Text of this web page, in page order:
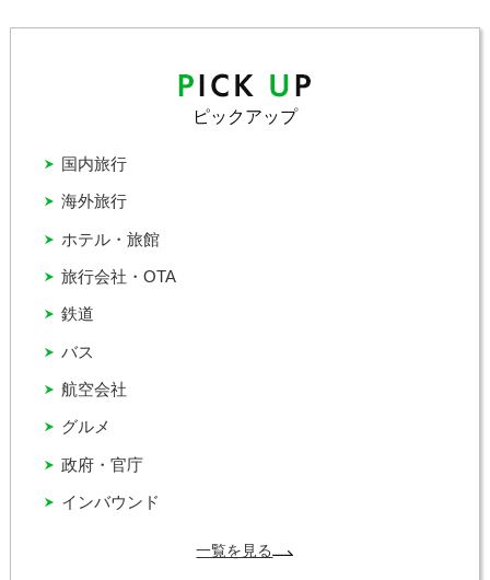
ピックアップ
インバウンド
グルメ
バス
ホテル・旅館
国内旅行
政府・官庁
旅行会社・OTA
海外旅行
航空会社
鉄道
一覧を見る